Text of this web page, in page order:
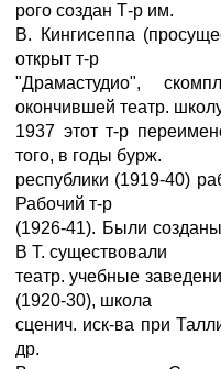
рого создан Т-р им.
В. Кингисеппа
открыт т-р
"Драмастудио",
окончившей театр.
1937 этот т-р
того, в годы бурж.
республики (1919-40)
Рабочий т-р
(1926-41). Были
В Т. существовали
театр. учебные
(1920-30), школа
сценич. иск-ва при
др.